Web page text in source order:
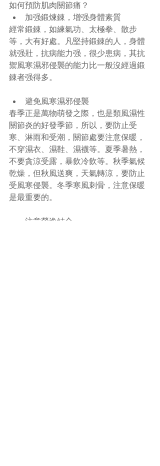
如何預防肌肉關節痛？
加强鍛煉錬，增强身體素質
經常鍛錬，如練氣功、太極拳、散步
等，大有好處。凡堅持鍛錬的人，身體
就强壯，抗病能力强，很少患病，其抗
禦風寒濕邪侵襲的能力比一般沒經過鍛
錬者强得多。
避免風寒濕邪侵襲
春季正是萬物萌發之際，也是類風濕性
關節炎的好發季節，所以，要防止受
寒、淋雨和受潮，關節處要注意保暖，
不穿濕衣、濕鞋、濕襪等。夏季暑熱，
不要貪涼受露，暴飲冷飲等。秋季氣候
乾燥，但秋風送爽，天氣轉涼，要防止
受風寒侵襲。冬季寒風刺骨，注意保暖
是最重要的。
注意勞逸結合